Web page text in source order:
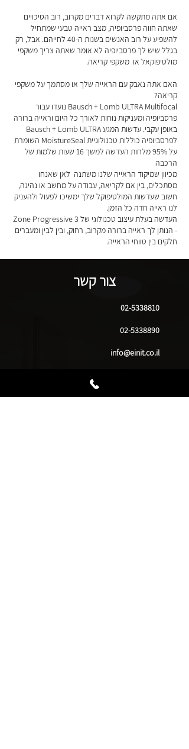
אם אתה מתקשה לקרוא דברים מקרוב, רוב הסיכויים
שאתה חווה פרסביופיה, מצב ראייה טבעי שמתחיל
להשפיע על רוב האנשים בשנות ה-40 לחייהם. אבל, רק
בגלל שיש לך פרסביופיה לא אומר שאתה צריך משקפי
מולטיפוקאל או משקפי קריאה.
האם אתה נאבק עם הראייה שלך או מסתמך על משקפי
קריאה?
Bausch + Lomb ULTRA Multifocal נועדו עבור
פרסביופיה ומעניקות נוחות לאורך כל היום וראייה ברורה
באופן עקבי. עדשות המגע Bausch + Lomb ULTRA
לפרסביופיה כוללות טכנולוגיית MoistureSeal השומרת
על 95% מלחות העדשה למשך 16 שעות שלמות של
הרכבה
מכיוון שמיקוד הראייה שלנו משתנה לאן שאנחו
מסתכלים, בין אם לקריאה, עבודה על מחשב או נהיגה,
חשוב שעדשות המולטיפוקל שלך ימשיכו לפעול ולהעניק
לנו ראייה חדה כל הזמן.
העדשה בעלת עיצוב טכנולוגי של Zone Progressive 3
- הנותן לך ראייה ברורה מקרוב, רחוק, ובין לבין ומעברים
חלקים בין טווחי הראייה.
צור קשר
02-5338810
02-5338890
info@einit.co.il